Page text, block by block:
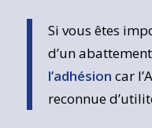
Si vous êtes
d’un
l’adhésion car
reconnue